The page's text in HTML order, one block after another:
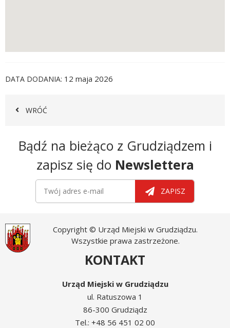
DATA DODANIA 12 maja 2026
WRÓĆ
Newsletter
Bądź na bieżąco z Grudziądzem i
zapisz się do Newslettera
Newsletter
Twój adres e-mail
ZAPISZ
Copyright © Urząd Miejski w Grudziądzu.
Wszystkie prawa zastrzeżone.
KONTAKT
Urząd Miejski w Grudziądzu
ul. Ratuszowa 1
86-300 Grudziądz
Tel.: +48 56 451 02 00